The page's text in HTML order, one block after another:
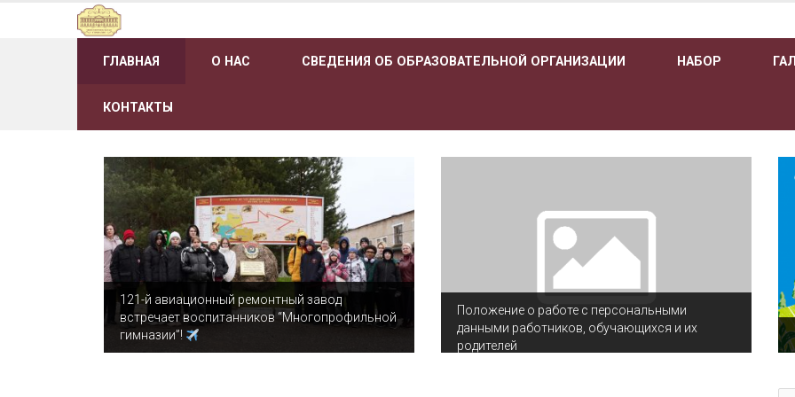
ГЛАВНАЯ О НАС СВЕДЕНИЯ ОБ ОБРАЗОВАТЕЛЬНОЙ ОРГАНИЗАЦИИ НАБОР
КОНТАКТЫ
121-й авиационный ремонтный завод
встречает воспитанников “Многопрофильной
гимназии”!
Положение о работе с персональными
данными работников, обучающихся и их
родителей